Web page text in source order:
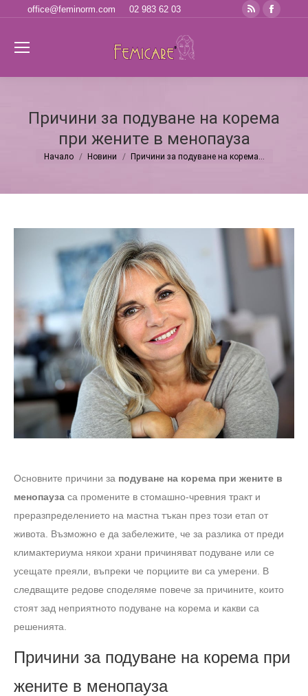
office@feminorm.com 02 983 62 03
Rss
new new
Причини за подуване на корема
при жените в менопауза
You are here:
Начало Новини Причини за подуване на корема…
Основните причини за подуване на корема при жените в
менопауза са промените в стомашно-чревния тракт и
преразпределението на мастна тъкан през този етап от
живота. Възможно е да забележите, че за разлика от преди
климактериума някои храни причиняват подуване или се
усещате преяли, въпреки че порциите ви са умерени. В
следващите редове споделяме повече за причините, които
стоят зад неприятното подуване на корема и какви са
решенията.
Причини за подуване на корема при
жените в менопауза